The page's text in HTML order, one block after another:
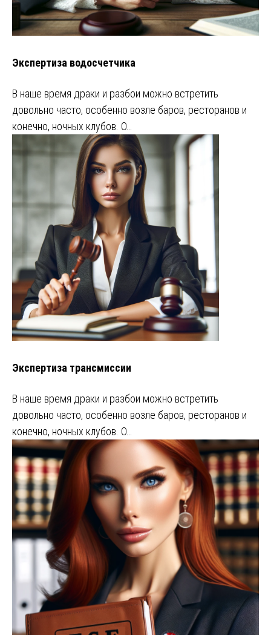
Экспертиза водосчетчика
В наше время драки и разбои можно встретить
довольно часто, особенно возле баров, ресторанов и
конечно, ночных клубов. О…
Экспертиза трансмиссии
В наше время драки и разбои можно встретить
довольно часто, особенно возле баров, ресторанов и
конечно, ночных клубов. О…